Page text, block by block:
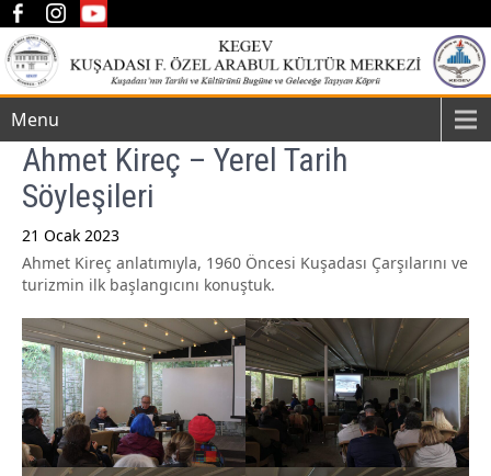
Menu
Ahmet Kireç – Yerel Tarih
Söyleşileri
21 Ocak 2023
Ahmet Kireç anlatımıyla, 1960 Öncesi Kuşadası Çarşılarını ve
turizmin ilk başlangıcını konuştuk.
Post